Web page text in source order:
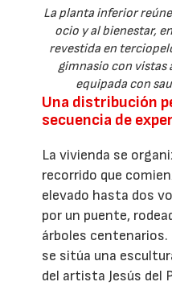
La planta inferior
ocio y al bienestar,
revestida en
gimnasio con vistas
equipada con
Una distribución
secuencia de
La vivienda se
recorrido que
elevado hasta dos
por un puente,
árboles centenarios.
se sitúa una
del artista Jesús del